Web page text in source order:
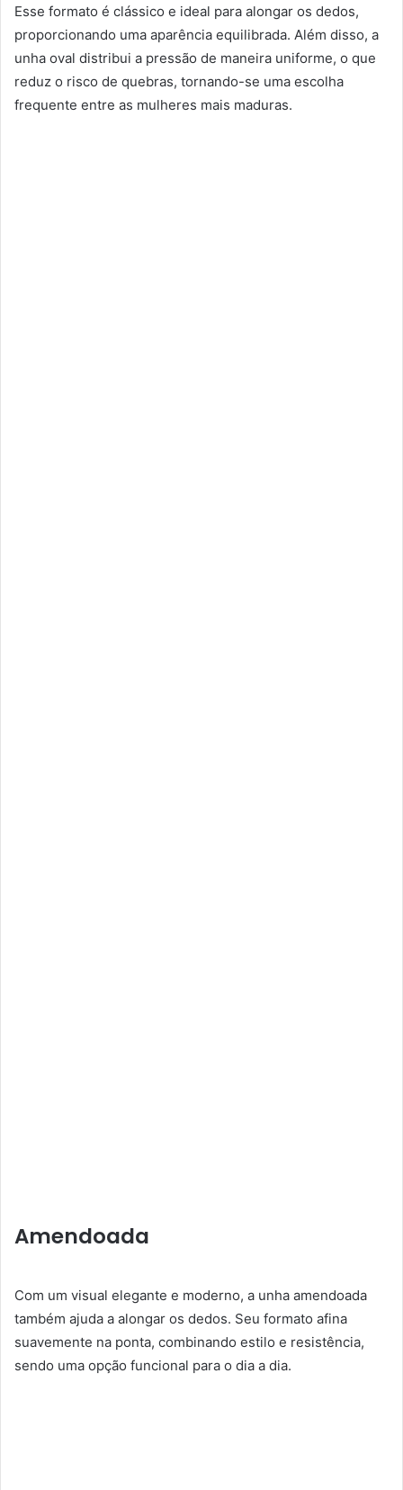
Esse formato é clássico e ideal para alongar os dedos,
proporcionando uma aparência equilibrada. Além disso, a
unha oval distribui a pressão de maneira uniforme, o que
reduz o risco de quebras, tornando-se uma escolha
frequente entre as mulheres mais maduras.
Amendoada
Com um visual elegante e moderno, a unha amendoada
também ajuda a alongar os dedos. Seu formato afina
suavemente na ponta, combinando estilo e resistência,
sendo uma opção funcional para o dia a dia.